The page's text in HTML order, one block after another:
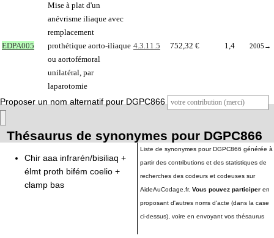
EDPA005
Mise à plat d'un
anévrisme iliaque avec
remplacement
prothétique aorto-iliaque
ou aortofémoral
unilatéral, par
laparotomie
4.3.11.5 752,32 € 1,4 2005 →
Proposer un nom alternatif pour DGPC866
Thésaurus de synonymes pour DGPC866
Chir aaa infrarén/bisiliaq +
élmt proth bifém coelio +
clamp bas
Liste de synonymes pour DGPC866 générée à
partir des contributions et des statistiques de
recherches des codeurs et codeuses sur
AideAuCodage.fr. Vous pouvez participer en
proposant d'autres noms d'acte (dans la case
ci-dessus), voire en envoyant vos thésaurus